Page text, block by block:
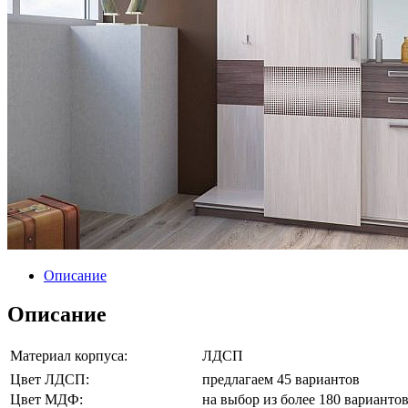
Описание
Описание
Материал корпуса:
ЛДСП
Цвет ЛДСП:
предлагаем 45 вариантов
Цвет МДФ:
на выбор из более 180 вариантов